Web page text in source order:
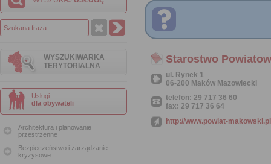
WYSZUKIWARKA
TERYTORIALNA
Usługi
dla obywateli
Architektura i planowanie
przestrzenne
Bezpieczeństwo i zarządzanie
kryzysowe
Starostwo
ul. Rynek 1
06-200 Maków Mazowiecki
telefon: 29 717 36 60
fax: 29 717 36 64
http://www.powiat-makowski.pl